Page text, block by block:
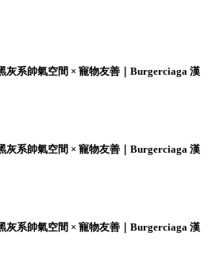
灰系帥氣空間 × 寵物友善｜Burgerciaga 漢
灰系帥氣空間 × 寵物友善｜Burgerciaga 漢
灰系帥氣空間 × 寵物友善｜Burgerciaga 漢